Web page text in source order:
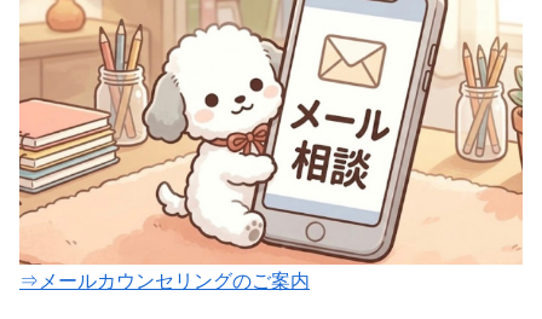
⇒メールカウンセリングのご案内